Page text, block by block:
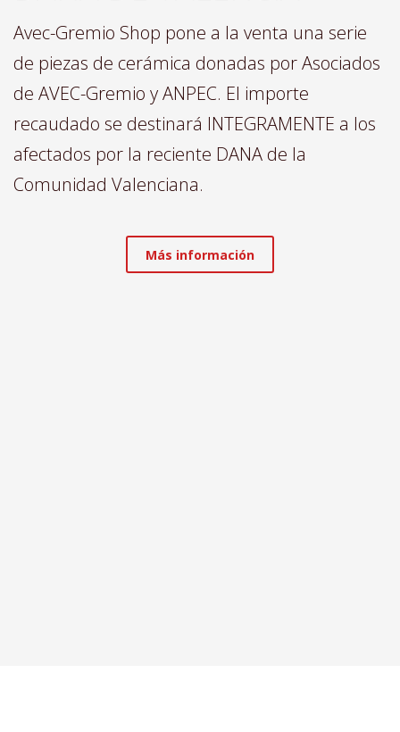
Avec-Gremio Shop pone a la venta una serie
de piezas de cerámica donadas por Asociados
de AVEC-Gremio y ANPEC. El importe
recaudado se destinará INTEGRAMENTE a los
afectados por la reciente DANA de la
Comunidad Valenciana.
Más información